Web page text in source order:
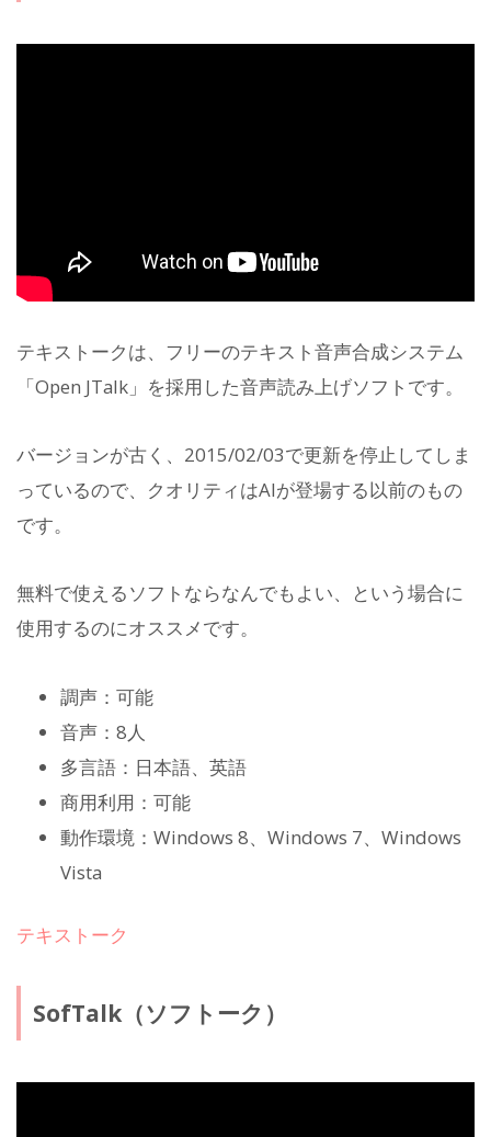
テキストークは、フリーのテキスト音声合成システム
「Open JTalk」を採用した音声読み上げソフトです。
バージョンが古く、2015/02/03で更新を停止してしま
っているので、クオリティはAIが登場する以前のもの
です。
無料で使えるソフトならなんでもよい、という場合に
使用するのにオススメです。
調声：可能
音声：8人
多言語：日本語、英語
商用利用：可能
動作環境：Windows 8、Windows 7、Windows
Vista
テキストーク
SofTalk（ソフトーク）